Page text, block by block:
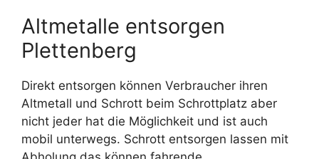
Altmetalle entsorgen
Plettenberg
Direkt entsorgen können Verbraucher ihren
Altmetall und Schrott beim Schrottplatz aber
nicht jeder hat die Möglichkeit und ist auch
mobil unterwegs. Schrott entsorgen lassen mit